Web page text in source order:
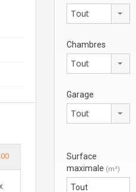
Tout
Chambres
Tout
Garage
Tout
Surface
maximale (m²)